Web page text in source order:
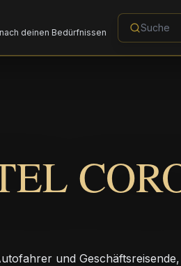
deinen Bedürfnissen
und Geschäftsreisende,